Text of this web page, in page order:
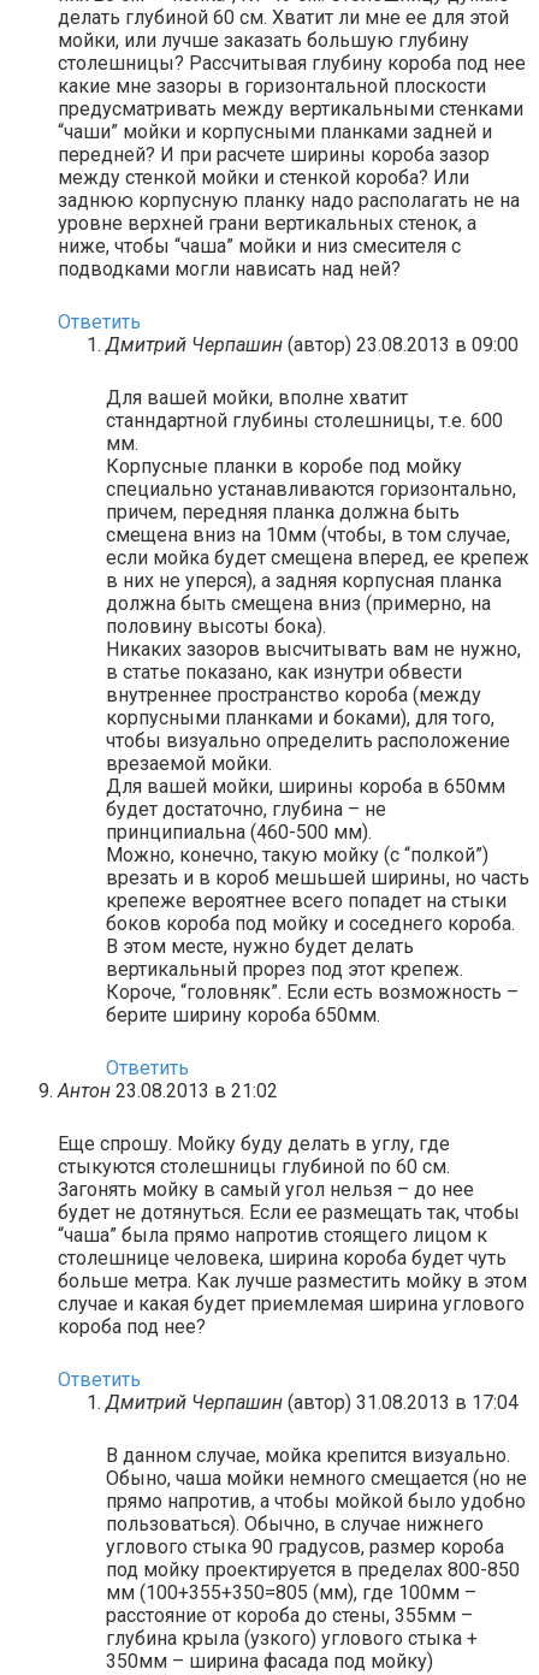
делать глубиной 60 см. Хватит ли мне ее для этой
мойки, или лучше заказать большую глубину
столешницы? Рассчитывая глубину короба под нее
какие мне зазоры в горизонтальной плоскости
предусматривать между вертикальными стенками
“чаши” мойки и корпусными планками задней и
передней? И при расчете ширины короба зазор
между стенкой мойки и стенкой короба? Или
заднюю корпусную планку надо располагать не на
уровне верхней грани вертикальных стенок, а
ниже, чтобы “чаша” мойки и низ смесителя с
подводками могли нависать над ней?
Ответить
Дмитрий Черпашин (автор) 23.08.2013 в 09:00
Для вашей мойки, вполне хватит
станндартной глубины столешницы, т.е. 600
мм.
Корпусные планки в коробе под мойку
специально устанавливаются горизонтально,
причем, передняя планка должна быть
смещена вниз на 10мм (чтобы, в том случае,
если мойка будет смещена вперед, ее крепеж
в них не уперся), а задняя корпусная планка
должна быть смещена вниз (примерно, на
половину высоты бока).
Никаких зазоров высчитывать вам не нужно,
в статье показано, как изнутри обвести
внутреннее пространство короба (между
корпусными планками и боками), для того,
чтобы визуально определить расположение
врезаемой мойки.
Для вашей мойки, ширины короба в 650мм
будет достаточно, глубина – не
принципиальна (460-500 мм).
Можно, конечно, такую мойку (с “полкой”)
врезать и в короб мешьшей ширины, но часть
крепеже вероятнее всего попадет на стыки
боков короба под мойку и соседнего короба.
В этом месте, нужно будет делать
вертикальный прорез под этот крепеж.
Короче, “головняк”. Если есть возможность –
берите ширину короба 650мм.
Ответить
Антон 23.08.2013 в 21:02
Еще спрошу. Мойку буду делать в углу, где
стыкуются столешницы глубиной по 60 см.
Загонять мойку в самый угол нельзя – до нее
будет не дотянуться. Если ее размещать так, чтобы
“чаша” была прямо напротив стоящего лицом к
столешнице человека, ширина короба будет чуть
больше метра. Как лучше разместить мойку в этом
случае и какая будет приемлемая ширина углового
короба под нее?
Ответить
Дмитрий Черпашин (автор) 31.08.2013 в 17:04
В данном случае, мойка крепится визуально.
Обыно, чаша мойки немного смещается (но не
прямо напротив, а чтобы мойкой было удобно
пользоваться). Обычно, в случае нижнего
углового стыка 90 градусов, размер короба
под мойку проектируется в пределах 800-850
мм (100+355+350=805 (мм), где 100мм –
расстояние от короба до стены, 355мм –
глубина крыла (узкого) углового стыка +
350мм – ширина фасада под мойку)